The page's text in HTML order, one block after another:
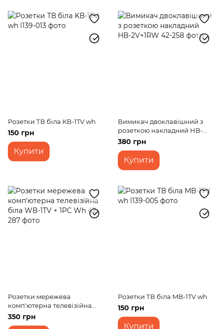
Розетки ТВ біла KB-1TV wh
150 грн
Купити
Вимикач двоклавішний з
розеткою накладний HB-
2V+1RW
380 грн
Купити
Розетки мережева
комп'ютерна телевізійна
біла WB-1TV + 1PC Wh
350 грн
Розетки ТВ біла MB-1TV wh
150 грн
Купити